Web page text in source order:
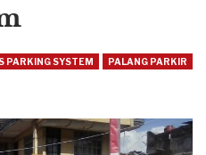
PARKING SYSTEM PALANG PARKIR